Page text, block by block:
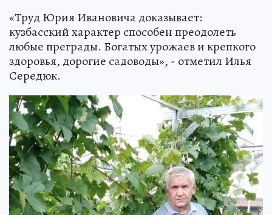
«Труд Юрия Ивановича доказывает:
кузбасский характер способен преодолеть
любые преграды. Богатых урожаев и крепкого
здоровья, дорогие садоводы», - отметил Илья
Середюк.